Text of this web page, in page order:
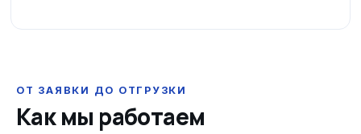
ОТ ЗАЯВКИ ДО ОТГРУЗКИ
Как мы работаем